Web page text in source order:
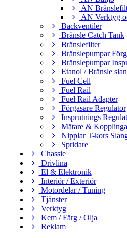
AN
AN Verktyg
Backventiler
Bränsle Catch Tank
Bränslefilter
Bränslepumpar
Bränslepumpar
Etanol / Bränsle
Fuel Cell
Fuel Rail
Fuel Rail Adapter
Förgasare Regulator
Insprutnings
Mätare &
Nipplar T-kors
Spridare
Chassie
Drivlina
El & Elektronik
Interiör / Exteriör
Motordelar / Tuning
Tjänster
Verktyg
Kem / Färg / Olja
Reklam